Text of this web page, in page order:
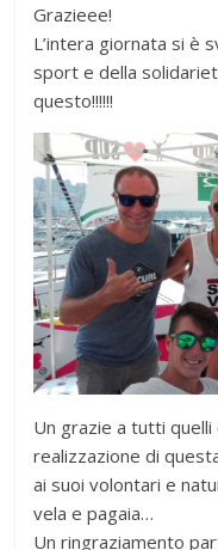
Grazieee!
L’intera giornata si è
sport e della
questo!!!!!!
Un grazie a tutti quelli
realizzazione di
ai suoi volontari e
vela e pagaia…
Un ringraziamento